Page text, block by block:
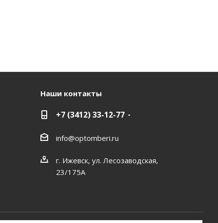
Наши контакты
+7 (3412) 33-12-77
info@optomberi.ru
г. Ижевск, ул. Лесозаводская,
23/175А